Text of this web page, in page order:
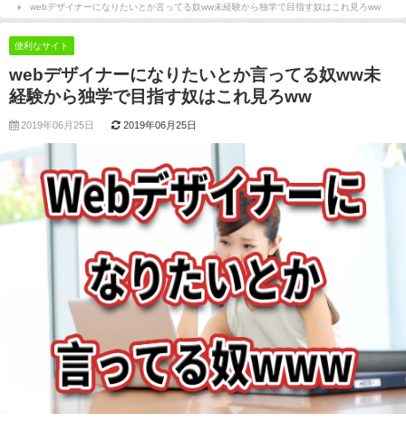
webデザイナーになりたいとか言ってる奴ww未経験から独学で目指す奴はこれ見ろww
便利なサイト
webデザイナーになりたいとか言ってる奴ww未
経験から独学で目指す奴はこれ見ろww
2019年06月25日 2019年06月25日